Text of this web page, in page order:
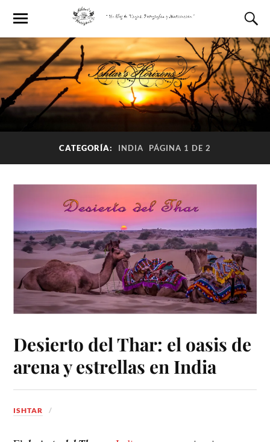
CATEGORÍA: INDIA PÁGINA 1 DE 2
Desierto del Thar: el oasis de
arena y estrellas en India
ISHTAR